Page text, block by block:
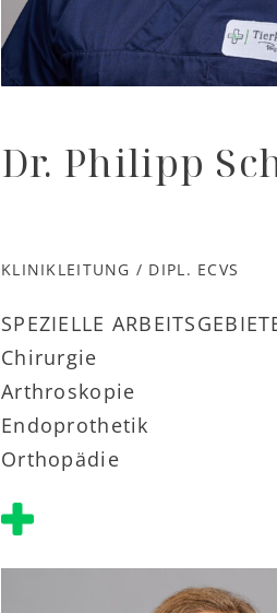
Dr. Philipp
KLINIKLEITUNG / DIPL. ECVS
SPEZIELLE
Chirurgie
Arthroskopie
Endoprothetik
Orthopädie